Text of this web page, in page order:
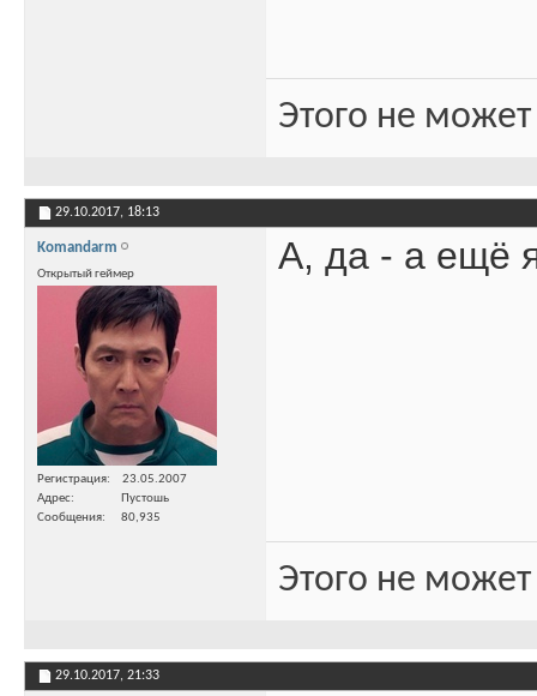
Этого не
29.10.2017, 18:13
Komandarm
Открытый геймер
Регистрация
23.05.2007
Адрес
Пустошь
Сообщения
80,935
А, да - а ещё
Этого не
29.10.2017, 21:33